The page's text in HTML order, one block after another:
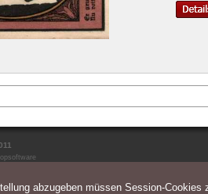
abzugeben müssen Session-